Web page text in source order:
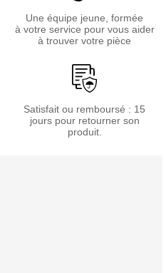
Une équipe jeune, formée
à votre service pour vous aider
à trouver votre pièce
Satisfait ou remboursé : 15
jours pour retourner son
produit.